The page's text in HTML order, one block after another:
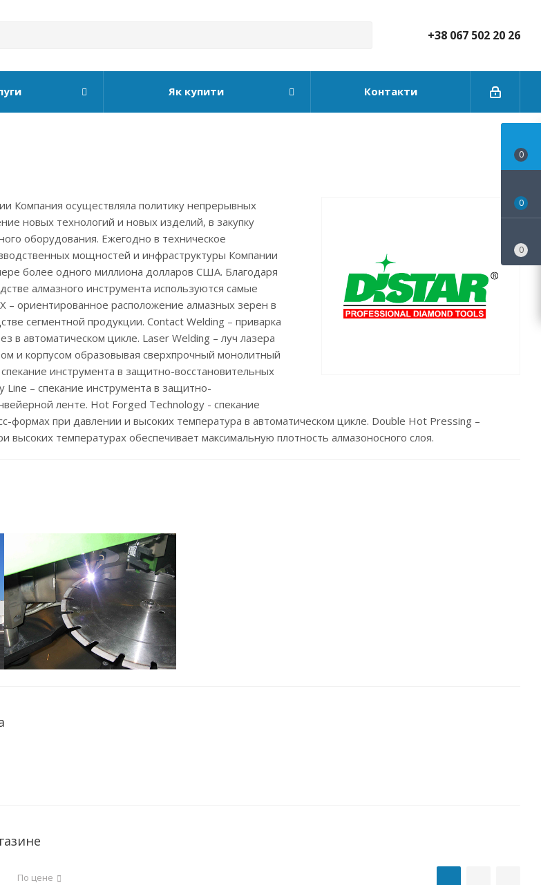
+38 067 502 20 26
Як купити Контакти
Компания осуществляла политику непрерывных
новых технологий и новых изделий, в закупку
оборудования. Ежегодно в техническое
мощностей и инфраструктуры Компании
более одного миллиона долларов США. Благодаря
алмазного инструмента используются самые
– ориентированное расположение алмазных зерен в
сегментной продукции. Contact Welding – приварка
в автоматическом цикле. Laser Welding – луч лазера
и корпусом образовывая сверхпрочный монолитный
инструмента в защитно-восстановительных
– спекание инструмента в защитно-
ленте. Hot Forged Technology - спекание
формах при давлении и высоких температура в автоматическом цикле. Double Hot Pressing –
высоких температурах обеспечивает максимальную плотность алмазоносного слоя.
По цене
0
0
0